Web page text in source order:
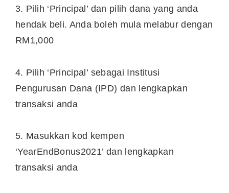
3. Pilih ‘Principal’ dan pilih dana yang anda
hendak beli. Anda boleh mula melabur dengan
RM1,000
4. Pilih ‘Principal’ sebagai Institusi
Pengurusan Dana (IPD) dan lengkapkan
transaksi anda
5. Masukkan kod kempen
‘YearEndBonus2021’ dan lengkapkan
transaksi anda